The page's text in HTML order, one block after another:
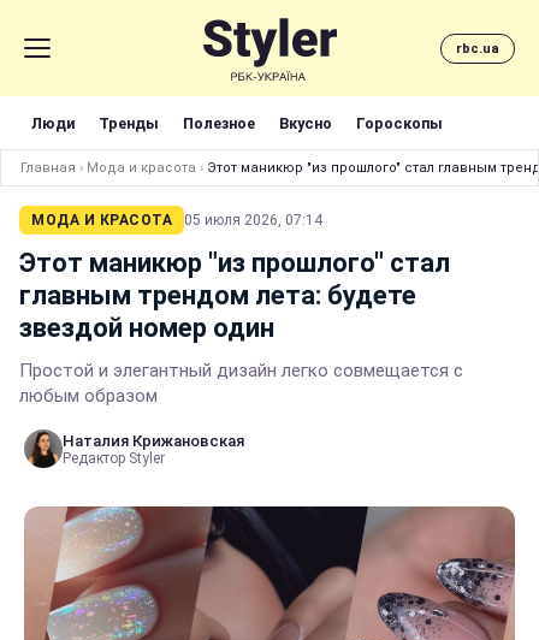
rbc.ua
Люди Тренды Полезное Вкусно Гороскопы
Главная › Мода и красота › Этот маникюр "из прошлого" стал главным
МОДА И КРАСОТА 05 июля 2026, 07:14
Этот маникюр "из прошлого" стал
главным трендом лета: будете
звездой номер один
Простой и элегантный дизайн легко совмещается с
любым образом
Наталия Крижановская
Редактор Styler